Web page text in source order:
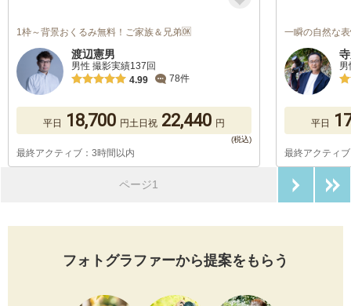
1枠～背景おくるみ無料！ご家族＆兄弟🆗
渡辺憲男
男性 撮影実績137回
4.99
78件
平日 18,700 円土日祝 22,440 円
最終アクティブ：3時間以内
一瞬の自然な
平日
最終アクティ
ページ1
フォトグラファーから提案をもらう